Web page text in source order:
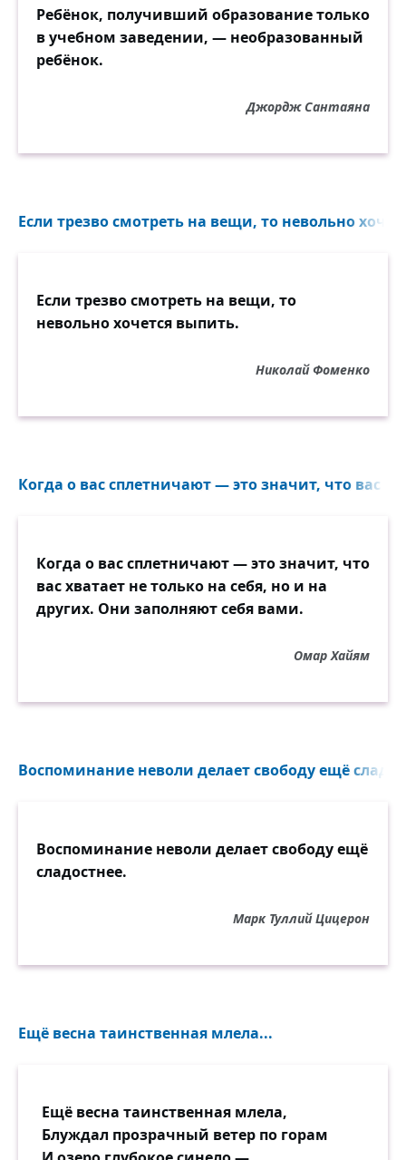
Ребёнок, получивший образование только
в учебном заведении, — необразованный
ребёнок.
Джордж Сантаяна
Если трезво смотреть на вещи, то невольно
Если трезво смотреть на вещи, то
невольно хочется выпить.
Николай Фоменко
Когда о вас сплетничают — это значит, что вас
Когда о вас сплетничают — это значит, что
вас хватает не только на себя, но и на
других. Они заполняют себя вами.
Омар Хайям
Воспоминание неволи делает свободу ещё
Воспоминание неволи делает свободу ещё
сладостнее.
Марк Туллий Цицерон
Ещё весна таинственная млела...
Ещё весна таинственная млела,
Блуждал прозрачный ветер по горам